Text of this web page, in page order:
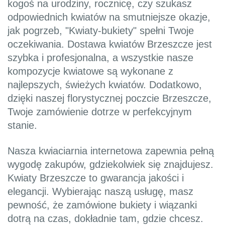
kogoś na urodziny, rocznicę, czy szukasz
odpowiednich kwiatów na smutniejsze okazje,
jak pogrzeb, "Kwiaty-bukiety" spełni Twoje
oczekiwania. Dostawa kwiatów Brzeszcze jest
szybka i profesjonalna, a wszystkie nasze
kompozycje kwiatowe są wykonane z
najlepszych, świeżych kwiatów. Dodatkowo,
dzięki naszej florystycznej poczcie Brzeszcze,
Twoje zamówienie dotrze w perfekcyjnym
stanie.
Nasza kwiaciarnia internetowa zapewnia pełną
wygodę zakupów, gdziekolwiek się znajdujesz.
Kwiaty Brzeszcze to gwarancja jakości i
elegancji. Wybierając naszą usługę, masz
pewność, że zamówione bukiety i wiązanki
dotrą na czas, dokładnie tam, gdzie chcesz.